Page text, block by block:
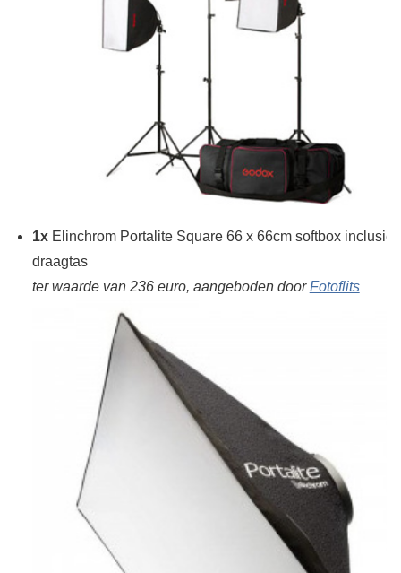
1xElinchrom Portalite Square 66 x 66cm softbox inclusief
draagtas
ter waarde van 236 euro, aangeboden doorFotoflits